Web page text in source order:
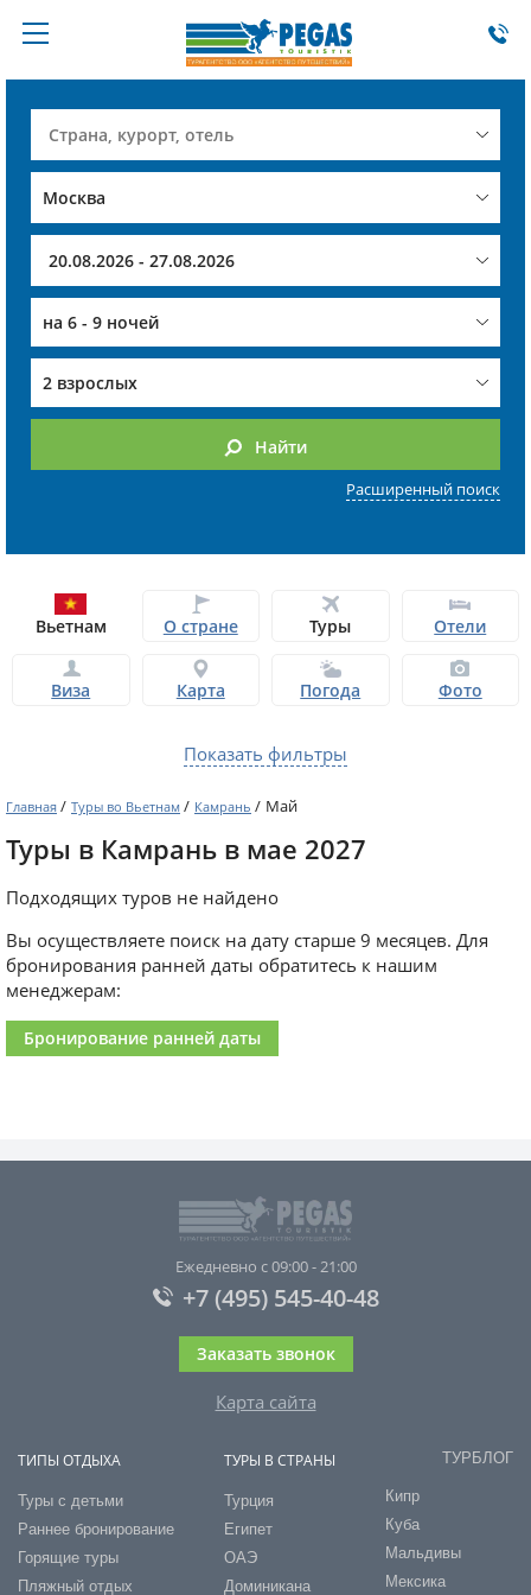
на 6 - 9 ночей
2 взрослых
Найти
Расширенный поиск
Вьетнам О стране Туры Отели
Виза Карта Погода Фото
Показать фильтры
Главная / Туры во Вьетнам / Камрань / Май
Туры в Камрань в мае 2027
Подходящих туров не найдено
Вы осуществляете поиск на дату старше 9 месяцев. Для
бронирования ранней даты обратитесь к нашим
менеджерам:
Бронирование ранней даты
Ежедневно с 09:00 - 21:00
+7 (495) 545-40-48
Заказать звонок
Карта сайта
ТИПЫ ОТДЫХА
Туры с детьми
Раннее бронирование
Горящие туры
Пляжный отдых
ТУРЫ В СТРАНЫ
Турция
Египет
ОАЭ
Доминикана
ТУРБЛОГ
Кипр
Куба
Мальдивы
Мексика